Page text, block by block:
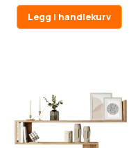
Legg i handlekurv